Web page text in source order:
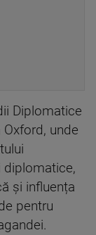
Diplomatice
Oxford, unde
diplomatice,
și influența
pentru